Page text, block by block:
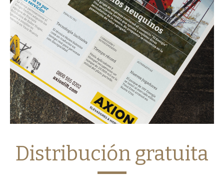
Distribución gratuita